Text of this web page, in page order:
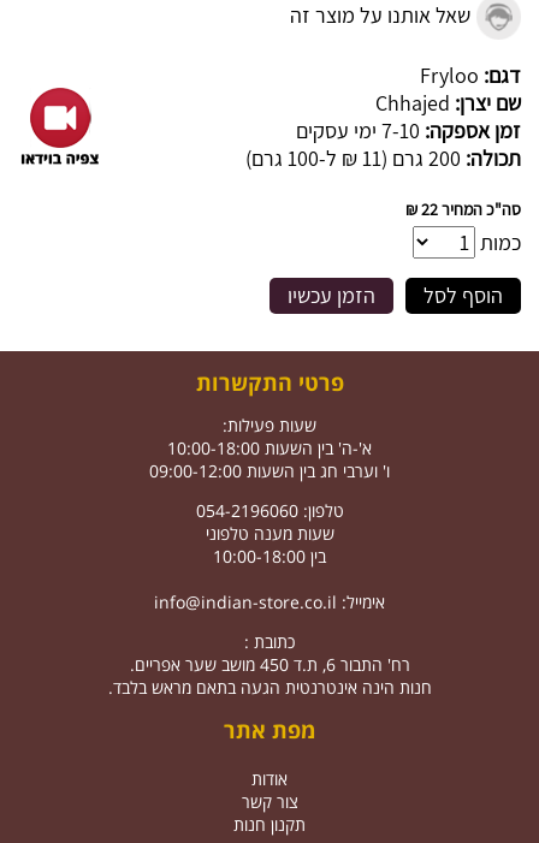
שאל אותנו על מוצר זה
דגם: Fryloo
שם יצרן: Chhajed
זמן אספקה: 7-10 ימי עסקים
תכולה: 200 גרם (11 ₪ ל-100 גרם)
סה"כ המחיר22 ₪
כמות
הוסף לסל
הזמן עכשיו
פרטי התקשרות
שעות פעילות:
א'-ה' בין השעות 10:00-18:00
ו' וערבי חג בין השעות 09:00-12:00
טלפון: 054-2196060
שעות מענה טלפוני
בין 10:00-18:00
אימייל: info@indian-store.co.il
כתובת :
רח' התבור 6, ת.ד 450 מושב שער אפריים.
חנות הינה אינטרנטית הגעה בתאם מראש בלבד.
מפת אתר
אודות
צור קשר
תקנון חנות